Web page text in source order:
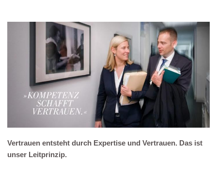
Vertrauen entsteht durch Expertise und Vertrauen. Das ist
unser Leitprinzip.